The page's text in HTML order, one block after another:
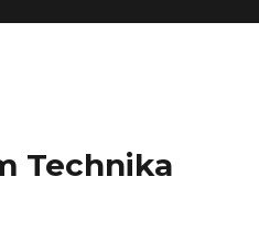
Technika